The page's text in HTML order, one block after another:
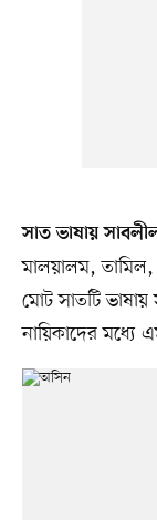
সাত ভাষায়
মালয়ালম,
মোট সাতটি
নায়িকাদের মধ্যে